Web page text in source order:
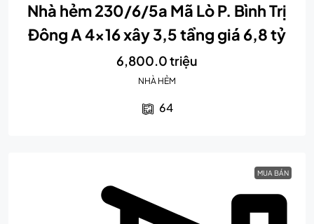
Nhà hẻm 230/6/5a Mã Lò P. Bình Trị
Đông A 4×16 xây 3,5 tầng giá 6,8 tỷ
6,800.0 triệu
NHÀ HẺM
64
MUA BÁN